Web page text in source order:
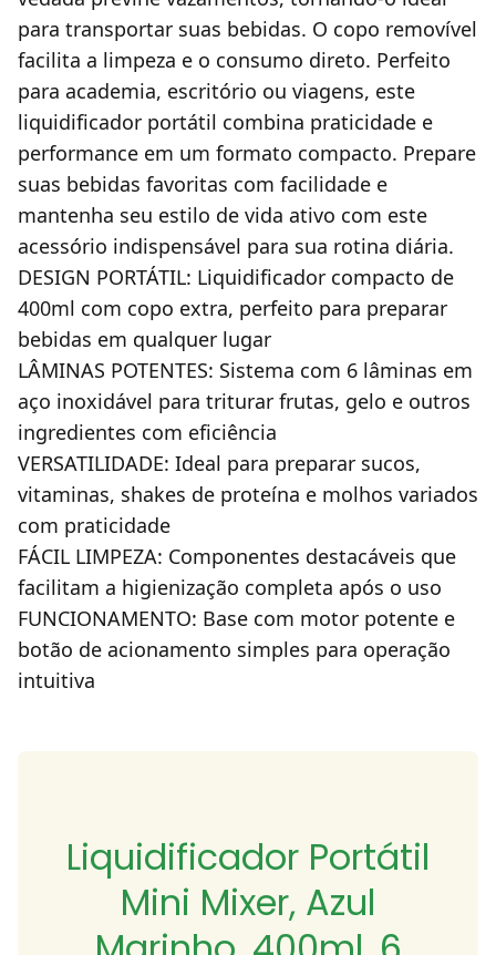
para transportar suas bebidas. O copo removível
facilita a limpeza e o consumo direto. Perfeito
para academia, escritório ou viagens, este
liquidificador portátil combina praticidade e
performance em um formato compacto. Prepare
suas bebidas favoritas com facilidade e
mantenha seu estilo de vida ativo com este
acessório indispensável para sua rotina diária.
DESIGN PORTÁTIL: Liquidificador compacto de
400ml com copo extra, perfeito para preparar
bebidas em qualquer lugar
LÂMINAS POTENTES: Sistema com 6 lâminas em
aço inoxidável para triturar frutas, gelo e outros
ingredientes com eficiência
VERSATILIDADE: Ideal para preparar sucos,
vitaminas, shakes de proteína e molhos variados
com praticidade
FÁCIL LIMPEZA: Componentes destacáveis que
facilitam a higienização completa após o uso
FUNCIONAMENTO: Base com motor potente e
botão de acionamento simples para operação
intuitiva
Liquidificador Portátil
Mini Mixer, Azul